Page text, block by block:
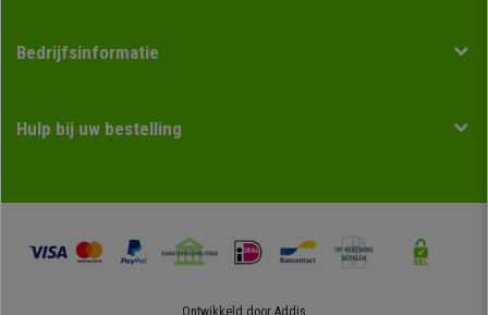
Bedrijfsinformatie
Hulp bij uw bestelling
Ontwikkeld door Addis